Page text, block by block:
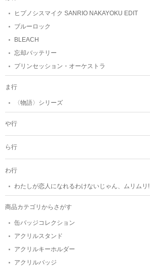
ヒプノシスマイク SANRIO NAKAYOKU EDIT
ブルーロック
BLEACH
忘却バッテリー
プリンセッション・オーケストラ
ま行
〈物語〉シリーズ
や行
ら行
わ行
わたしが恋人になれるわけないじゃん、ムリムリ!
商品カテゴリからさがす
缶バッジコレクション
アクリルスタンド
アクリルキーホルダー
アクリルバッジ